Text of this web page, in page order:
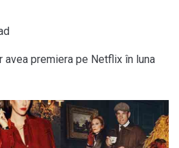
avea premiera pe Netflix în luna